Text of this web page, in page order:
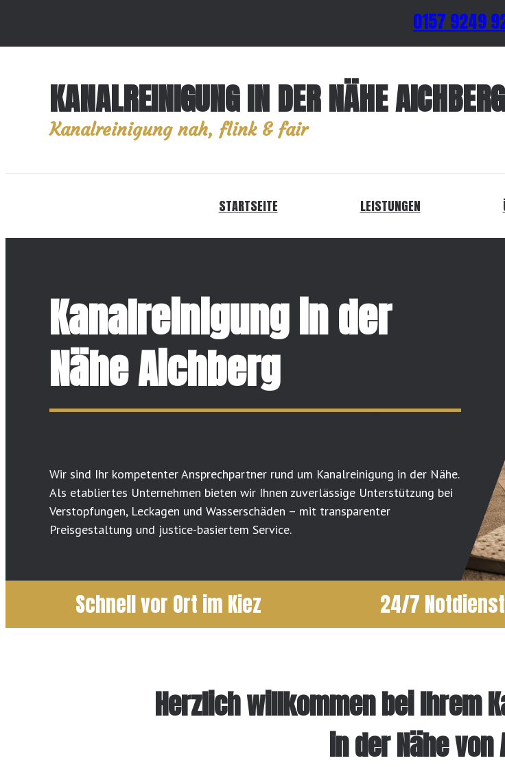
0157 9249
KANALREINIGUNG IN DER NÄHE AICHBERG
Kanalreinigung nah, flink & fair
STARTSEITE LEISTUNGEN
Kanalreinigung in der
Nähe Aichberg
Wir sind Ihr kompetenter Ansprechpartner rund um Kanalreinigung in der Nähe.
Als etabliertes Unternehmen bieten wir Ihnen zuverlässige Unterstützung bei
Verstopfungen, Leckagen und Wasserschäden – mit transparenter
Preisgestaltung und justice-basiertem Service.
Schnell vor Ort im Kiez 24/7
Herzlich willkommen bei Ihrem
in der Nähe von